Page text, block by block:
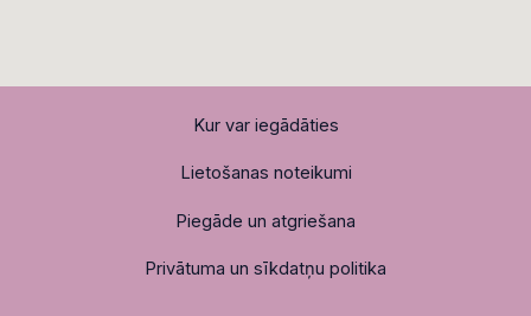
Kur var iegādāties
Lietošanas noteikumi
Piegāde un atgriešana
Privātuma un sīkdatņu politika